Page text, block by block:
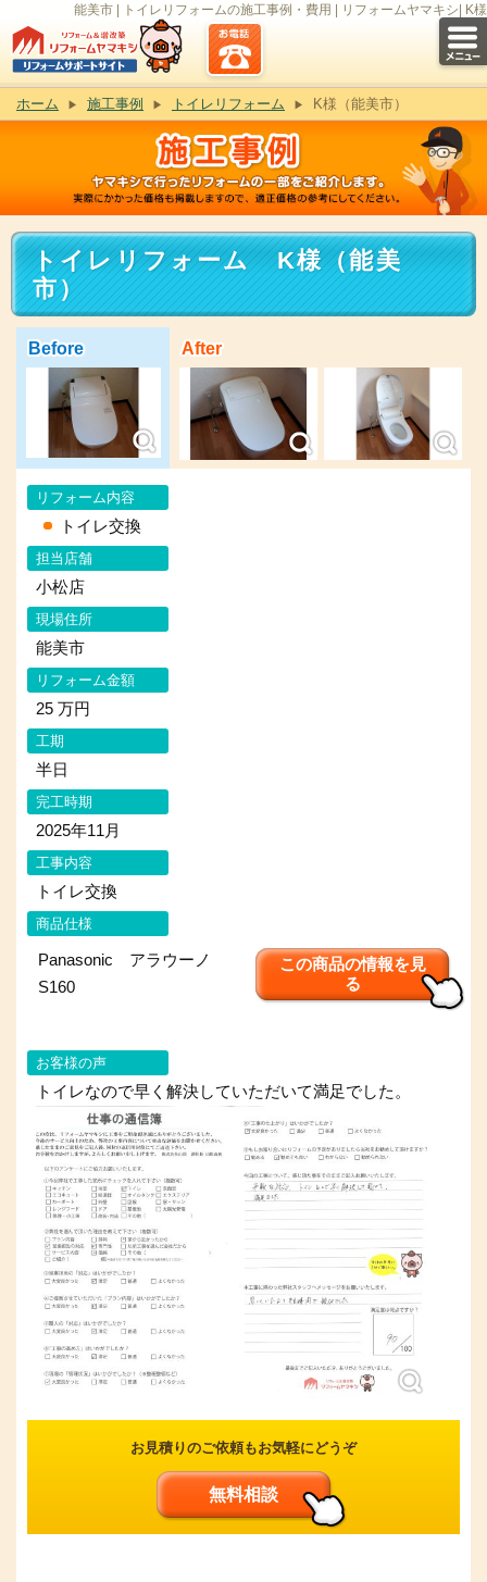
能美市 | トイレリフォームの施工事例・費用 | リフォームヤマキシ| K様
ホーム 施工事例 トイレリフォーム K様（能美市）
トイレリフォーム K様（能美
市）
Before
リフォーム内容
トイレ交換
担当店舗
小松店
現場住所
能美市
リフォーム金額
25 万円
工期
半日
完工時期
2025年11月
工事内容
トイレ交換
商品仕様
Panasonic アラウーノ
S160
この商品の情報を見
る
お客様の声
トイレなので早く解決していただいて満足でした。
お見積りのご依頼もお気軽にどうぞ
無料相談